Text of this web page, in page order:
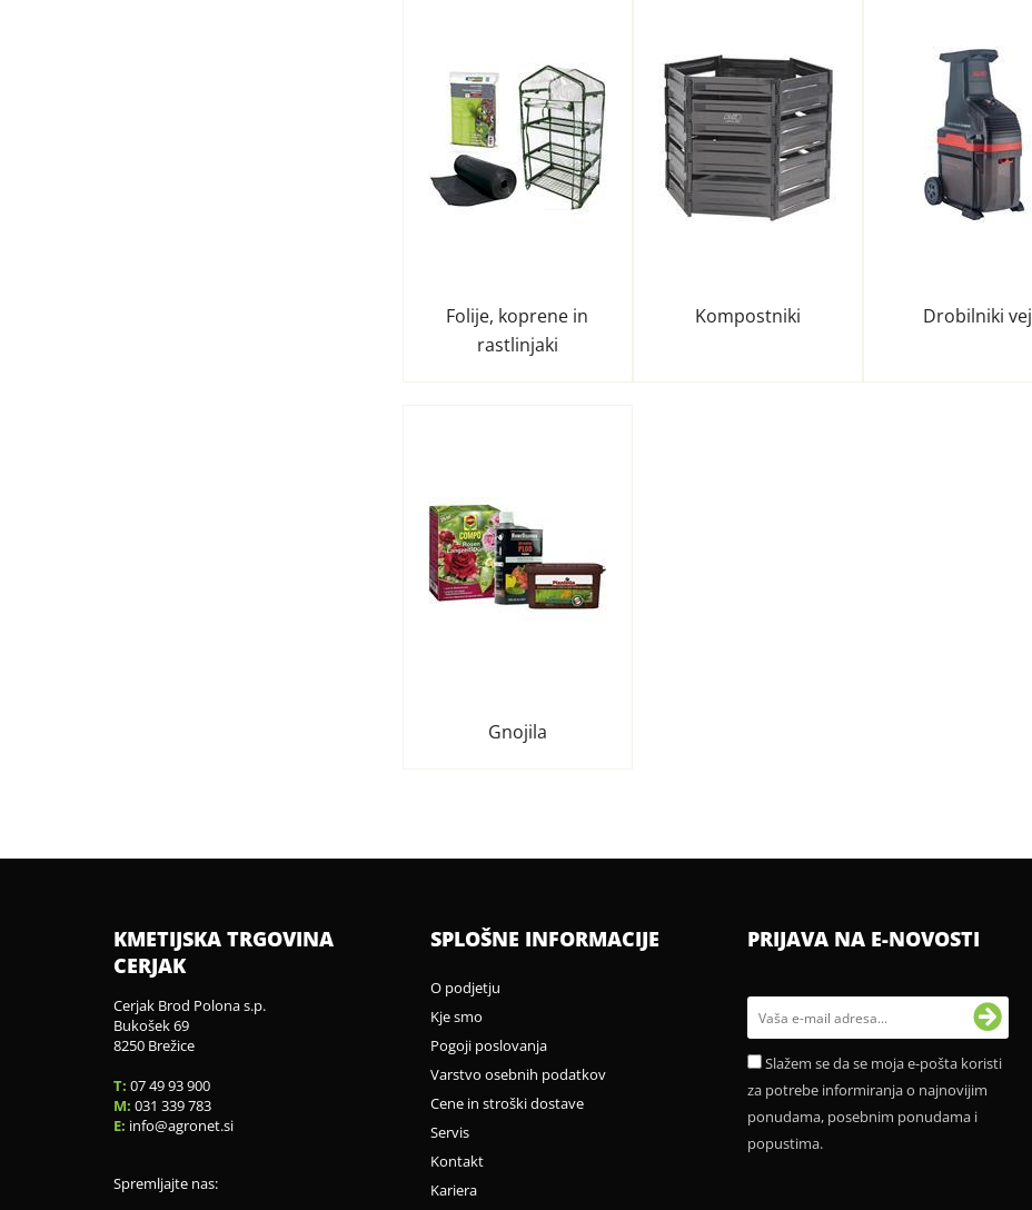
Folije, koprene in
rastlinjaki
Kompostniki Drobilniki vej
Gnojila
KMETIJSKA TRGOVINA
CERJAK
Cerjak Brod Polona s.p.
Bukošek 69
8250 Brežice
T: 07 49 93 900
M: 031 339 783
E: info agronet.si
Spremljajte nas:
SPLOŠNE INFORMACIJE
O podjetju
Kje smo
Pogoji poslovanja
Varstvo osebnih podatkov
Cene in stroški dostave
Servis
Kontakt
Kariera
PRIJAVA NA E-NOVOSTI
Slažem se da se moja e-pošta koristi
za potrebe informiranja o najnovijim
ponudama, posebnim ponudama i
popustima.